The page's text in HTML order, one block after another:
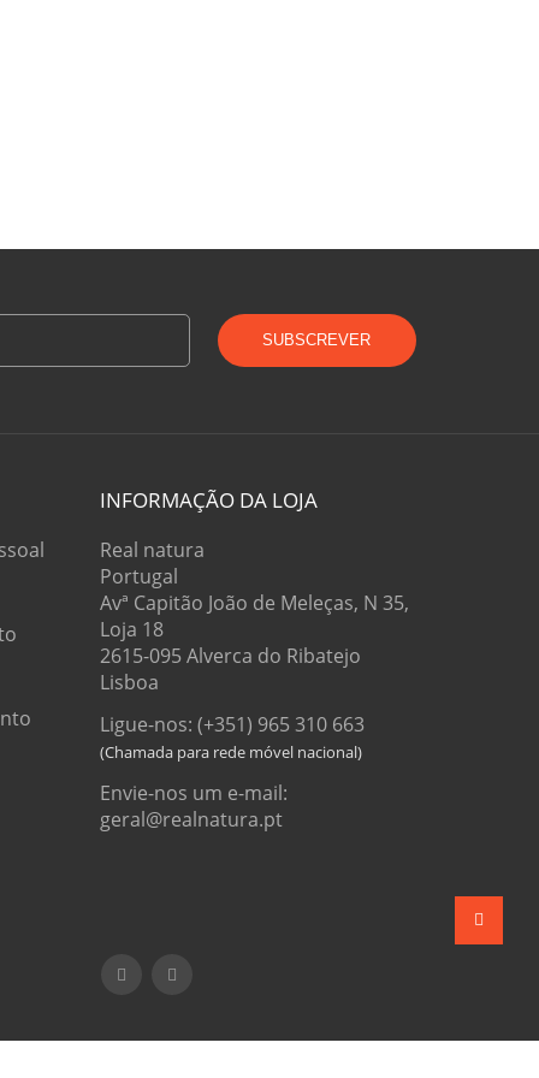
SUBSCREVER
INFORMAÇÃO DA LOJA
Real natura
Portugal
Avª Capitão João de Meleças, N 35,
Loja 18
2615-095 Alverca do Ribatejo
Lisboa
Ligue-nos: (+351) 965 310 663
Envie-nos um e-mail:
geral@realnatura.pt